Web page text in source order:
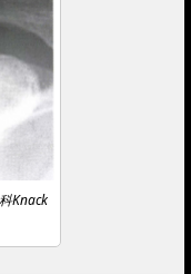
Knack